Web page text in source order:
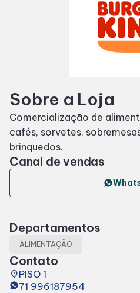
Entretenimento
Cinema
Eventos
Lojas e Restaurantes
Lojas
Sobre a Loja
Comercialização de
cafés, sorvetes,
brinquedos.
Canal de vendas
Departamentos
ALIMENTAÇÃO
Contato
placePISO 1
71 996187954